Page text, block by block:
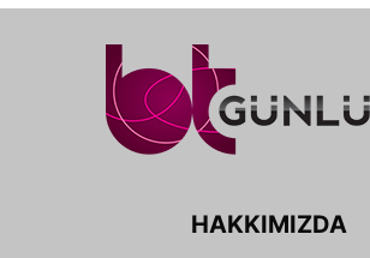
HAKKIMIZDA